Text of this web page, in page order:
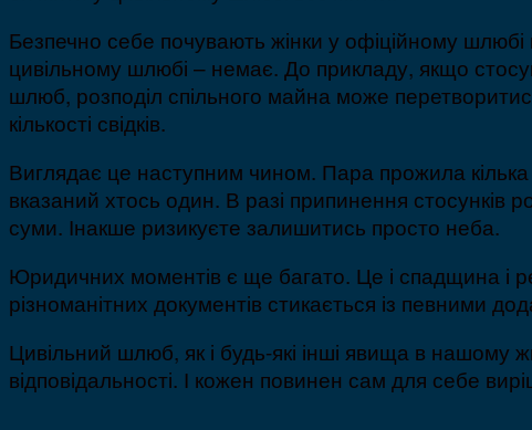
Безпечно себе почувають жінки у офіційному
цивільному шлюбі – немає. До прикладу, якщо
шлюб, розподіл спільного майна може
кількості свідків.
Виглядає це наступним чином. Пара прожила
вказаний хтось один. В разі припинення стосунків
суми. Інакше ризикуєте залишитись просто неба.
Юридичних моментів є ще багато. Це і спадщина і
різноманітних документів стикається із певними
Цивільний шлюб, як і будь-які інші явища в нашому
відповідальності. І кожен повинен сам для себе